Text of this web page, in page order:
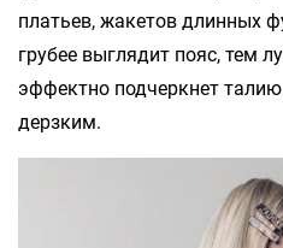
платьев, жакетов длинных
грубее выглядит пояс, тем
эффектно подчеркнет
дерзким.